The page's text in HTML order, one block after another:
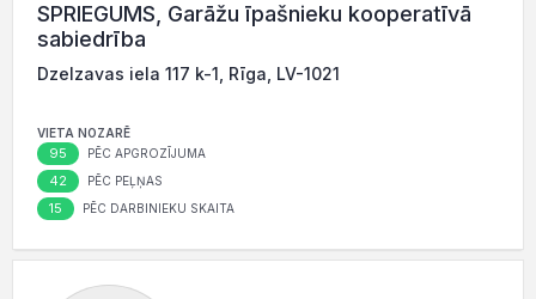
SPRIEGUMS, Garāžu īpašnieku kooperatīvā
sabiedrība
Dzelzavas iela 117 k-1, Rīga, LV-1021
VIETA NOZARĒ
95 PĒC APGROZĪJUMA
42 PĒC PEĻŅAS
15 PĒC DARBINIEKU SKAITA